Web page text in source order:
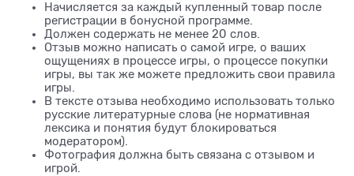
Начисляется за каждый купленный товар после
регистрации в бонусной программе.
Должен содержать не менее 20 слов.
Отзыв можно написать о самой игре, о ваших
ощущениях в процессе игры, о процессе покупки
игры, вы так же можете предложить свои правила
игры.
В тексте отзыва необходимо использовать только
русские литературные слова (не нормативная
лексика и понятия будут блокироваться
модератором).
Фотография должна быть связана с отзывом и
игрой.